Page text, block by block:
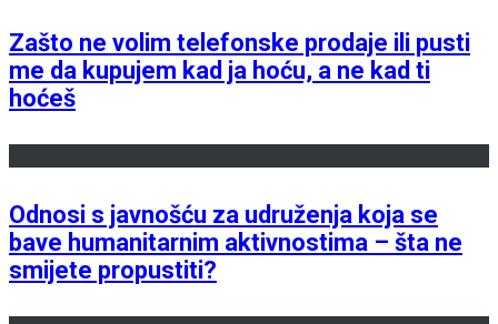
Zašto ne volim telefonske prodaje ili pusti
me da kupujem kad ja hoću, a ne kad ti
hoćeš
Odnosi s javnošću za udruženja koja se
bave humanitarnim aktivnostima – šta ne
smijete propustiti?